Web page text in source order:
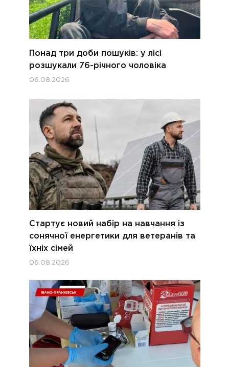
Понад три доби пошуків: у лісі
розшукали 76-річного чоловіка
06.08.2026
Стартує новий набір на навчання із
сонячної енергетики для ветеранів та
їхніх сімей
06.08.2026